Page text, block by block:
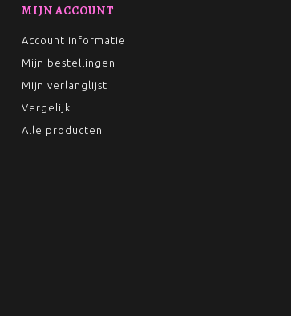
MIJN ACCOUNT
Account informatie
Mijn bestellingen
Mijn verlanglijst
Vergelijk
Alle producten